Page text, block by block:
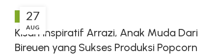
27
AUG
BLOG
Kisah Inspiratif Arrazi, Anak Muda Dari
Bireuen yang Sukses Produksi Popcorn